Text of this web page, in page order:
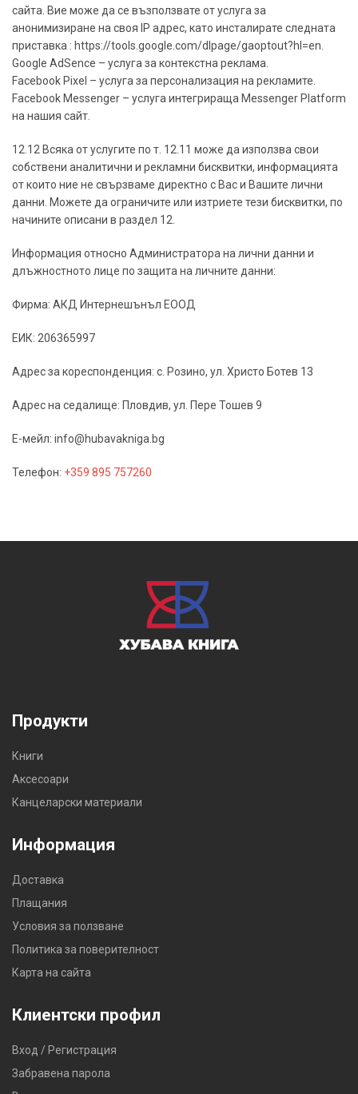
сайта. Вие може да се възползвате от услуга за
анонимизиране на своя IP адрес, като инсталирате следната
приставка : https://tools.google.com/dlpage/gaoptout?hl=en.
Google AdSence – услуга за контекстна реклама.
Facebook Pixel – услуга за персонализация на рекламите.
Facebook Messenger – услуга интегрираща Messenger Platform
на нашия сайт.
12.12 Всяка от услугите по т. 12.11 може да използва свои
собствени аналитични и рекламни бисквитки, информацията
от които ние не свързваме директно с Вас и Вашите лични
данни. Можете да ограничите или изтриете тези бисквитки, по
начините описани в раздел 12.
Информация относно Администратора на лични данни и
длъжностното лице по защита на личните данни:
Фирма: АКД Интернешънъл ЕООД
ЕИК: 206365997
Адрес за кореспонденция: с. Розино, ул. Христо Ботев 13
Адрес на седалище: Пловдив, ул. Пере Тошев 9
Е-мейл: info@hubavakniga.bg
Телефон: +359 895 757260
Продукти
Книги
Аксесоари
Канцеларски материали
Информация
Доставка
Плащания
Условия за ползване
Политика за поверителност
Карта на сайта
Клиентски профил
Вход / Регистрация
Забравена парола